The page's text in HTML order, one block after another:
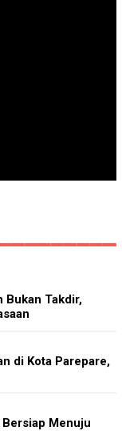
Bukan Takdir,
di Kota Parepare,
Menuju